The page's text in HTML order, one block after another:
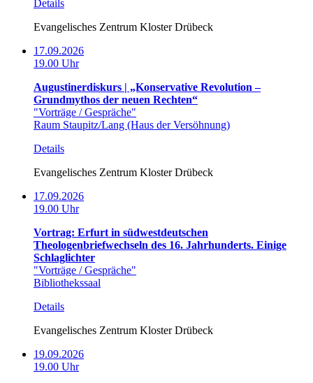
Details
Evangelisches Zentrum Kloster Drübeck
17.09.2026
19.00 Uhr
Augustinerdiskurs | „Konservative Revolution –
Grundmythos der neuen Rechten“
"Vorträge / Gespräche"
Raum Staupitz/Lang (Haus der Versöhnung)
Details
Evangelisches Zentrum Kloster Drübeck
17.09.2026
19.00 Uhr
Vortrag: Erfurt in südwestdeutschen
Theologenbriefwechseln des 16. Jahrhunderts. Einige
Schlaglichter
"Vorträge / Gespräche"
Bibliothekssaal
Details
Evangelisches Zentrum Kloster Drübeck
19.09.2026
19.00 Uhr